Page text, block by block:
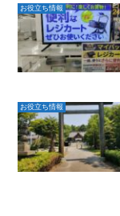
お役立ち情報
お役立ち情報